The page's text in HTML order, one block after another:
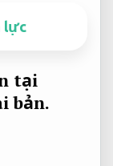
lực
tại
bản.